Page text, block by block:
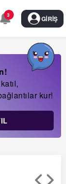
3 GIRIŞ
kur!